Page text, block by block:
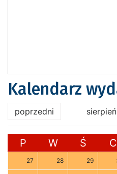
Kalendarz
poprzedni
P W Ś C
27 28 29